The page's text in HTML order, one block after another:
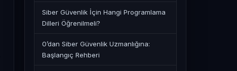
Siber Güvenlik İçin Hangi Programlama
Dilleri Öğrenilmeli?
0’dan Siber Güvenlik Uzmanlığına:
Başlangıç Rehberi